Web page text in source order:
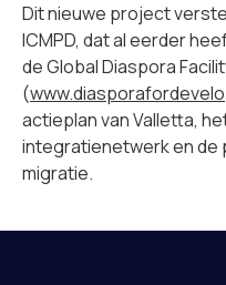
Dit nieuwe project
ICMPD, dat al eerder
de Global Diaspora
(
actieplan van Valletta,
integratienetwerk en
migratie.